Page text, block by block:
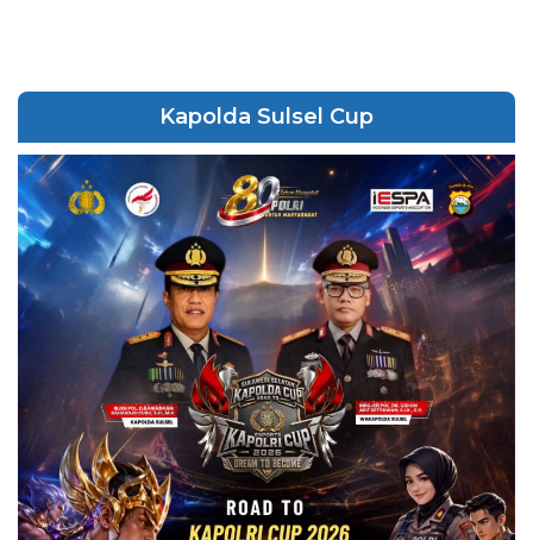
Kapolda Sulsel Cup